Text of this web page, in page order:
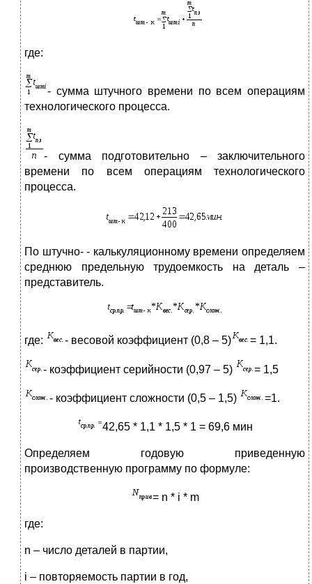
где:
- сумма штучного времени по всем операциям
технологического процесса.
- сумма подготовительно – заключительного
времени по всем операциям технологического
процесса.
По штучно- - калькуляционному времени определяем
среднюю предельную трудоемкость на деталь –
представитель.
где: - весовой коэффициент (0,8 – 5) = 1,1.
- коэффициент серийности (0,97 – 5) = 1,5
- коэффициент сложности (0,5 – 1,5) =1.
42,65 * 1,1 * 1,5 * 1 = 69,6 мин
Определяем годовую приведенную
производственную программу по формуле:
= n * i * m
где:
n – число деталей в партии,
i – повторяемость партии в год,